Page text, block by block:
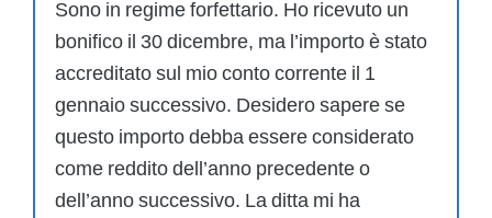
Sono in regime forfettario. Ho ricevuto un
bonifico il 30 dicembre, ma l’importo è stato
accreditato sul mio conto corrente il 1
gennaio successivo. Desidero sapere se
questo importo debba essere considerato
come reddito dell’anno precedente o
dell’anno successivo. La ditta mi ha